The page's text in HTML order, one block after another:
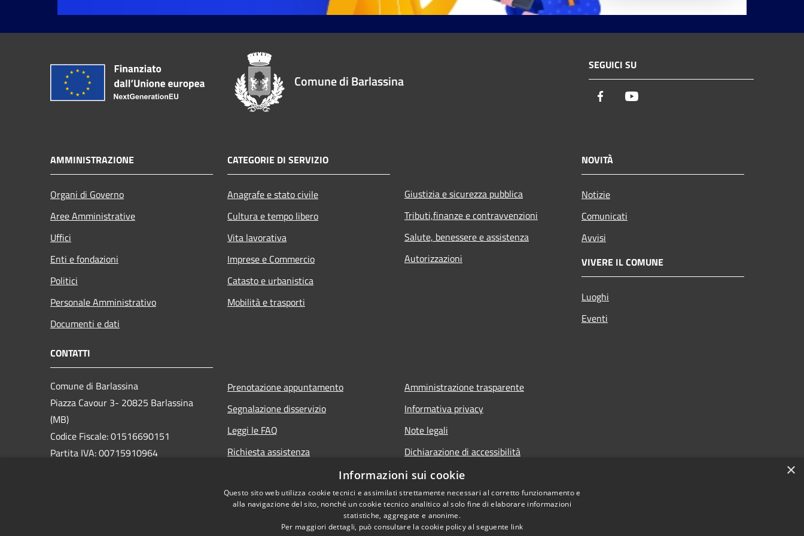
Comune di Barlassina
SEGUICI SU
Facebook
AMMINISTRAZIONE
Organi di Governo
Aree Amministrative
Uffici
Enti e fondazioni
Politici
Personale Amministrativo
Documenti e dati
CATEGORIE DI SERVIZIO
Anagrafe e stato civile
Cultura e tempo libero
Vita lavorativa
Imprese e Commercio
Catasto e urbanistica
Mobilità e trasporti
Giustizia e sicurezza pubblica
Tributi,finanze e contravvenzioni
Salute, benessere e assistenza
Autorizzazioni
NOVITÀ
Notizie
Comunicati
Avvisi
VIVERE IL COMUNE
Luoghi
Eventi
CONTATTI
Comune di Barlassina
Piazza Cavour 3- 20825 Barlassina
(MB)
Codice Fiscale: 01516690151
Partita IVA: 00715910964
Prenotazione appuntamento
Segnalazione disservizio
Leggi le FAQ
Richiesta assistenza
Amministrazione trasparente
Informativa privacy
Note legali
Dichiarazione di accessibilità
×
Informazioni sui cookie
Questo sito web utilizza cookie tecnici e assimilati strettamente necessari al corretto funzionamento e
alla navigazione del sito, nonché un cookie tecnico analitico al solo fine di elaborare informazioni
statistiche, aggregate e anonime.
Per maggiori dettagli, può consultare la cookie policy al seguente link